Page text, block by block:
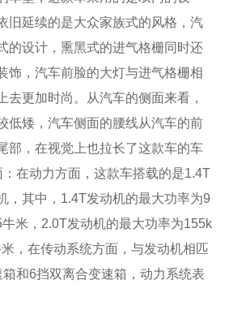
旧延续的是大众家族式的风格，汽
的设计，熏黑式的进气格栅同时还
饰，汽车前脸的大灯与进气格栅相
去更加时尚。从汽车的侧面来看，
低矮，汽车侧面的腰线从汽车的前
部，在视觉上也拉长了这款车的车
在动力方面，这款车搭载的是1.4T
，其中，1.4T发动机的最大功率为9
米，2.0T发动机的最大功率为155k
，在传动系统方面，与发动机相匹
和6挡双离合变速箱，动力系统表